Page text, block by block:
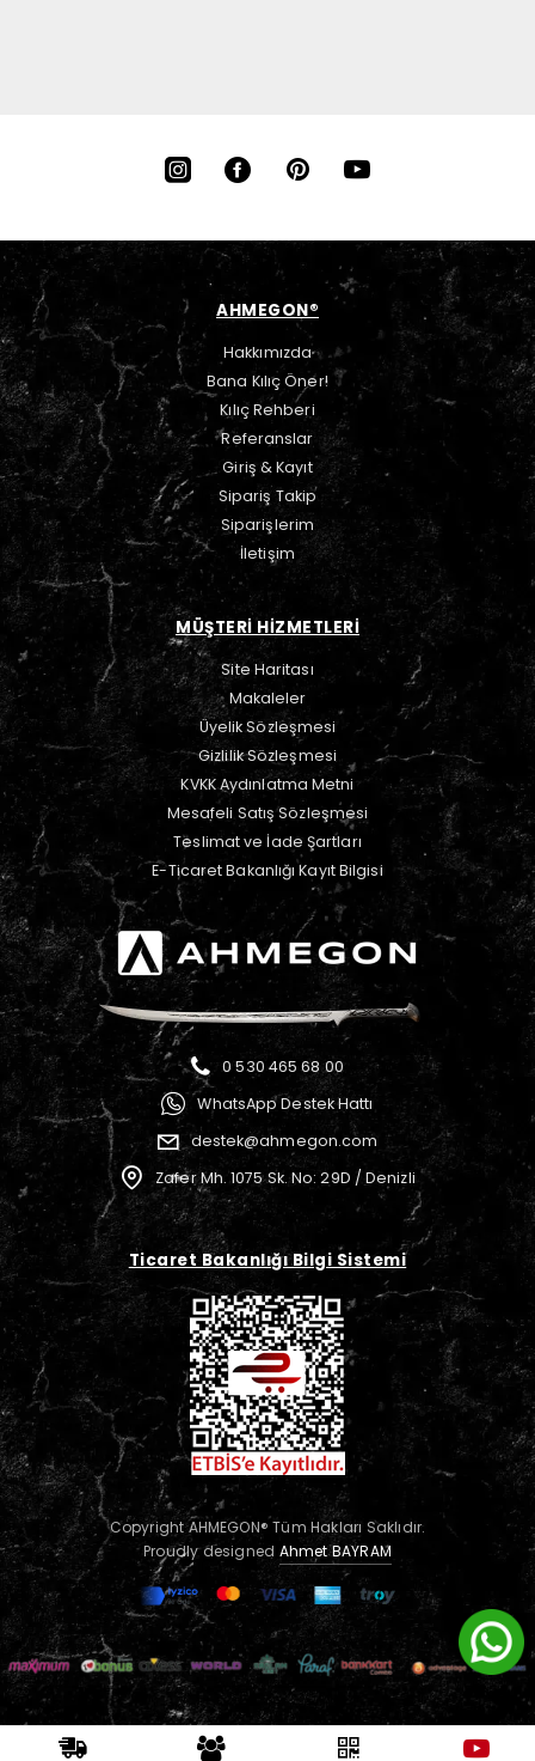
AHMEGON®
Hakkımızda
Bana Kılıç Öner!
Kılıç Rehberi
Referanslar
Giriş & Kayıt
Sipariş Takip
Siparişlerim
İletişim
MÜŞTERİ HİZMETLERİ
Site Haritası
Makaleler
Üyelik Sözleşmesi
Gizlilik Sözleşmesi
KVKK Aydınlatma Metni
Mesafeli Satış Sözleşmesi
Teslimat ve İade Şartları
E-Ticaret Bakanlığı Kayıt Bilgisi
0 530 465 68 00
WhatsApp Destek Hattı
destek@ahmegon.com
Zafer Mh. 1075 Sk. No: 29D / Denizli
Ticaret Bakanlığı Bilgi Sistemi
Copyright AHMEGON® Tüm Hakları Saklıdır.
Proudly designed Ahmet BAYRAM